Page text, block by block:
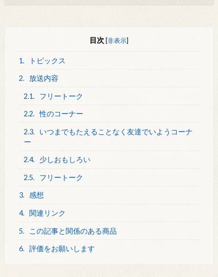
目次 [非表示]
1. トピックス
2. 放送内容
2.1. フリートーク
2.2. 性のコーナー
2.3.
いつまでもたえることなく友達でいようコーナ
ー
2.4. 少しおもしろい
2.5. フリートーク
3. 感想
4. 関連リンク
5. この記事と関係のある商品
6. 評価をお願いします